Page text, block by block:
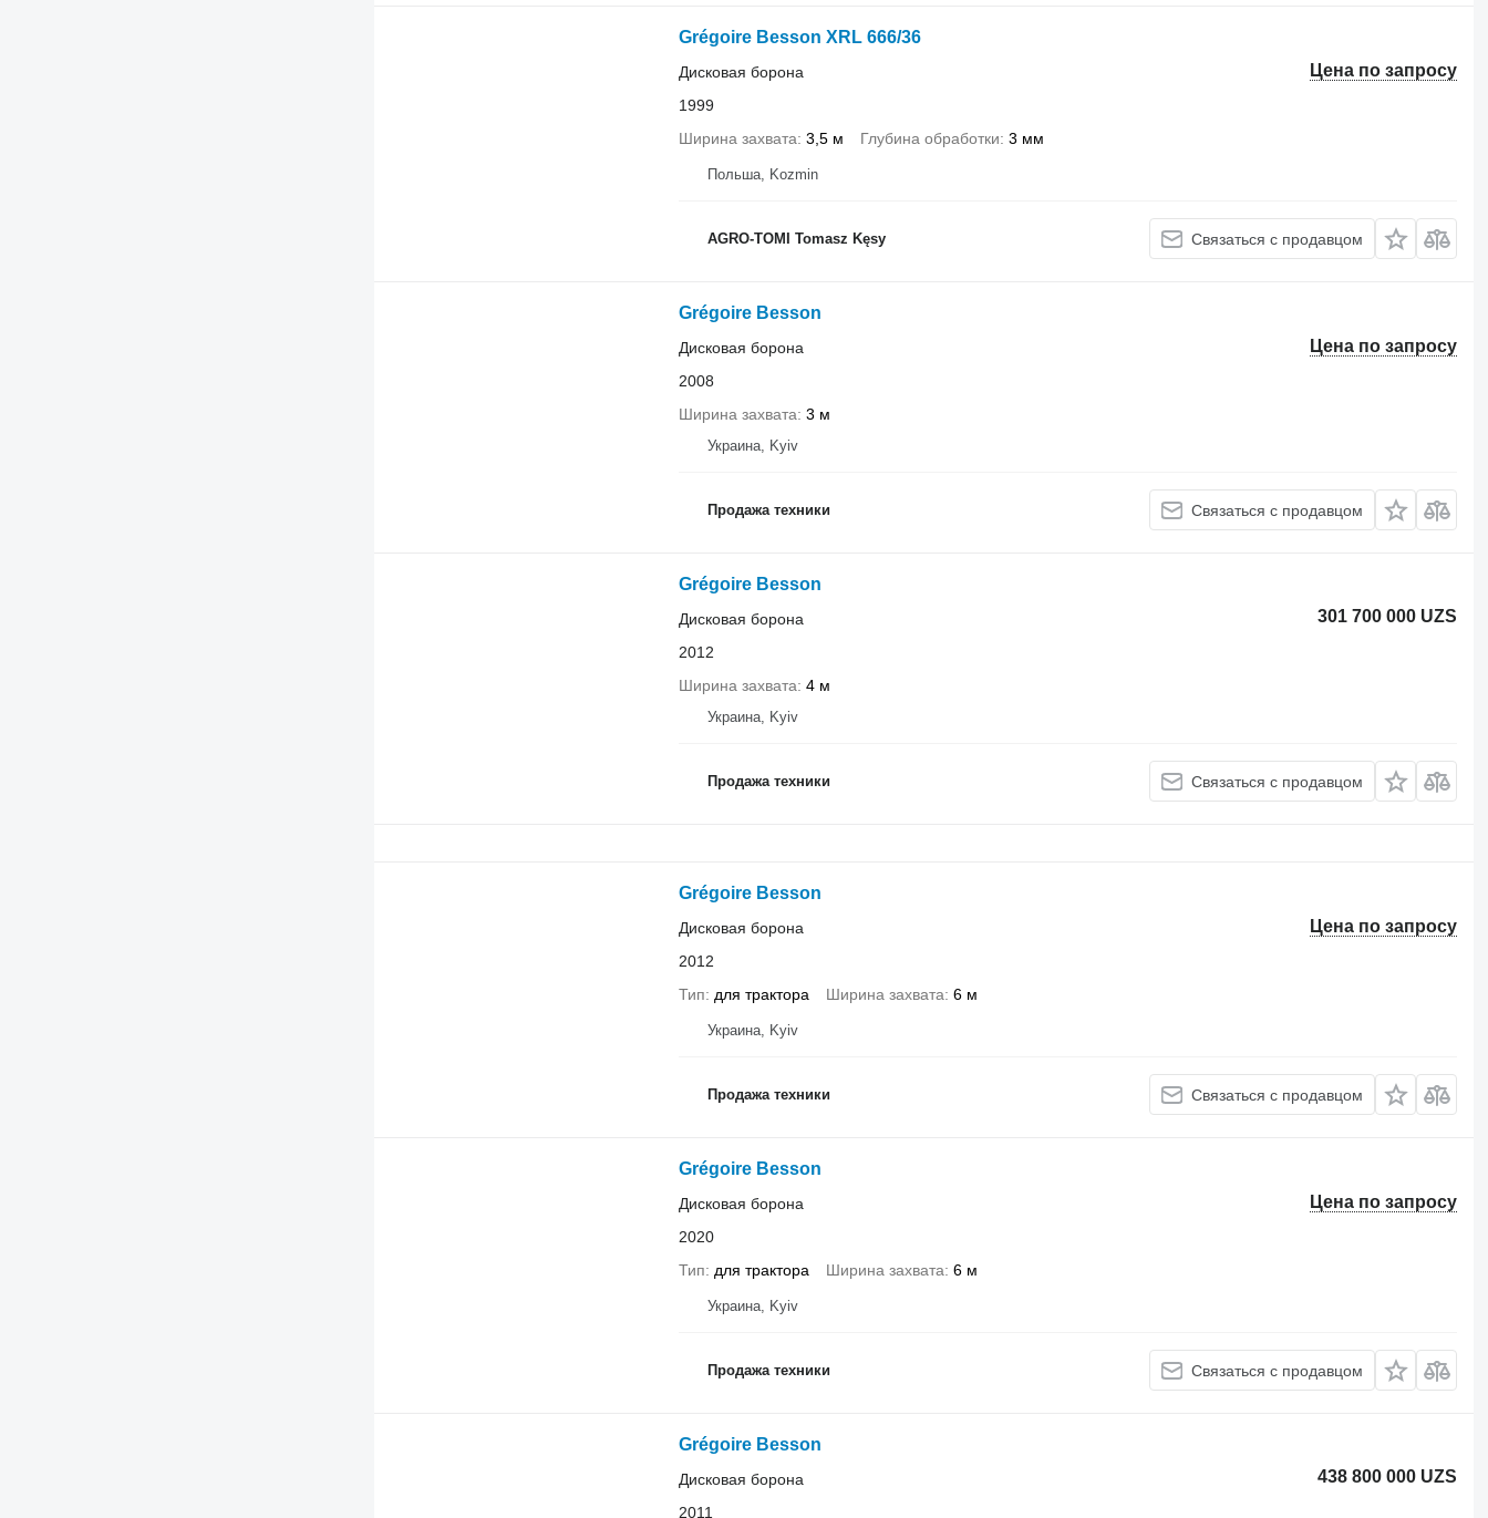
Grégoire Besson XRL 666/36
Цена по запросу
Дисковая борона
1999
Ширина захвата 3,5 м Глубина обработки 3 мм
Польша, Kozmin
AGRO-TOMI Tomasz Kęsy Связаться с продавцом
Grégoire Besson
Цена по запросу
Дисковая борона
2008
Ширина захвата 3 м
Украина, Kyiv
Продажа техники Связаться с продавцом
Grégoire Besson
301 700 000 UZS
Дисковая борона
2012
Ширина захвата 4 м
Украина, Kyiv
Продажа техники Связаться с продавцом
Grégoire Besson
Цена по запросу
Дисковая борона
2012
Тип
для трактора Ширина захвата 6 м
Украина, Kyiv
Продажа техники Связаться с продавцом
Grégoire Besson
Цена по запросу
Дисковая борона
2020
Тип
для трактора Ширина захвата 6 м
Украина, Kyiv
Продажа техники Связаться с продавцом
Grégoire Besson
438 800 000 UZS
Дисковая борона
2011